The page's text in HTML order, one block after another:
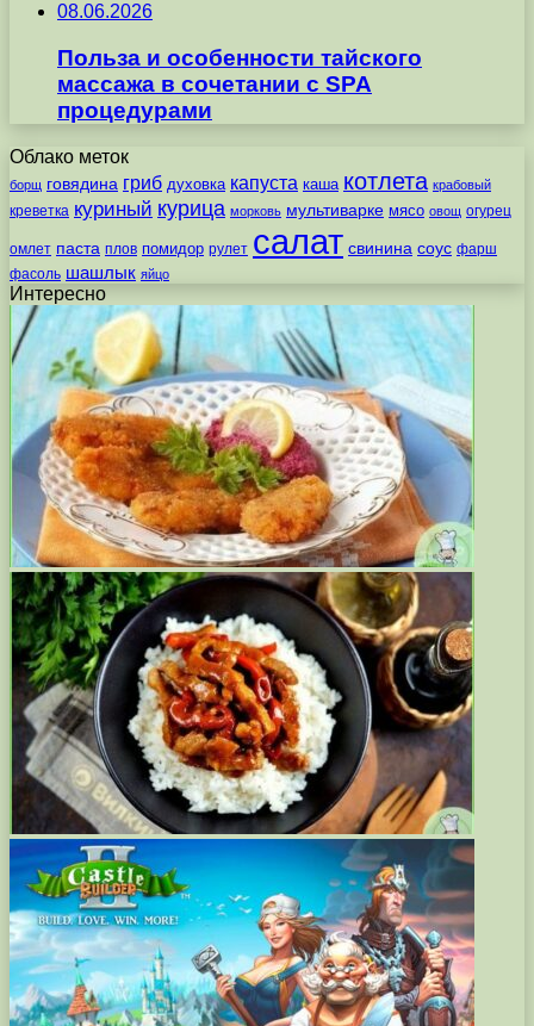
08.06.2026
Польза и особенности тайского
массажа в сочетании с SPA
процедурами
Облако меток
борщ говядина гриб духовка капуста каша котлета крабовый
креветка куриный курица морковь мультиварке мясо овощ огурец
омлет паста плов помидор рулет салат свинина соус фарш
фасоль шашлык яйцо
Интересно